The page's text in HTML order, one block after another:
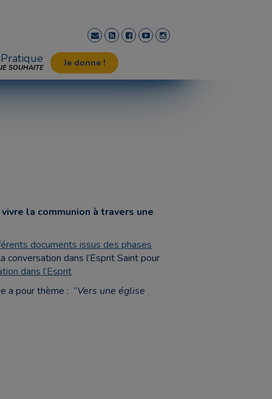
Pratique
JE SOUHAITE Je donne !
la communion à travers une
documents issus des phases
conversation dans l’Esprit Saint pour
dans l’Esprit
a pour thème : “Vers une église